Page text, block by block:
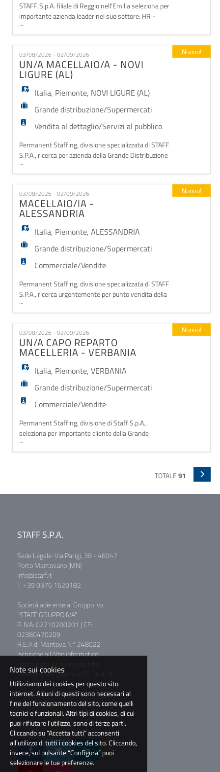
STAFF. S.p.A. filiale di Reggio nell'Emilia seleziona per
importante azienda leader nel suo settore: HR -
AMMINISTRAZIONE DEL PERSONALE L'HR
dell'amministrazione del personale si occuperà degli
aspetti burocratici e operativi del rapporto di lavoro,
come l'elaborazione delle buste paga, la gestione di
contratti, ferie, permessi, presenze e la cor
...
03/08/2026 - 02/09/2026
UN/A MACELLAIO/A - NOVI
LIGURE (AL)
Italia, Piemonte, NOVI LIGURE (AL)
Grande distribuzione/Supermercati
Vendita al dettaglio/Servizi al pubblico
Permanent Staffing, divisione specializzata di STAFF
S.P.A., ricerca per azienda della Grande Distribuzione
Organizzata, UN/A MACELLAIO/A. una figura chiave
per garantire qualità, servizio e soddisfazione al
cliente. Il ruolo Entrerai a far parte di un team
dinamico e professionale, occupandoti della gestione
completa del reparto macelleria, co
...
Nuovo!
03/08/2026 - 02/09/2026
MACELLAIO/IA -
ALESSANDRIA
Italia, Piemonte,ALESSANDRIA
Grande distribuzione/Supermercati
Commerciale/Vendite
Permanent Staffing, divisione specializzata di STAFF
S.P.A., ricerca urgentemente per punto vendita della
Grande Distribuzione Organizzata ad ALESSANDRIA,
UN/A MACELLAIO/IA. Il/La candidato/a ideale ha
maturato buona esperienza nella mansione di
macellaio/ia. I requisiti minimi richiesti dalle posizioni
sono: - Conoscenza del prodotto e dei re
...
Nuovo!
03/08/2026 - 02/09/2026
UN/A CAPO REPARTO
MACELLERIA - VERBANIA
Italia, Piemonte,VERBANIA
Grande distribuzione/Supermercati
Commerciale/Vendite
Permanent Staffing, divisione di Staff S.p.A.,
seleziona per importante cliente della Grande
Distribuzione Organizzata una figura di: CAPO
REPARTO MACELLERIA. Sei un professionista della
responsabile de
...
Nuovo!
TOTALE91
STAFF S.P.A.
Sede Legale: Via Parigi, 38 - 46047
Porto Mantovano (MN)
info@staff.it
T. +39 0376 1620182
Società aderente al Gruppo Iva
"STAFF GRUPPO IVA"
P. IVA: 02710200201 | CF:
02380470209
R.E.A di Mantova N° 248022
Iscrizione all’Albo informatico
Ministero del Lavoro e P.S. prot. N°
39/0011781
Capitale Sociale € 2.000.000,00 I.V.
Società soggetta a direzione e
coordinamento di BM Consulting
S.r.l.
Note sui cookies
Utilizziamo dei cookies per questo sito
internet. Alcuni di questi sono necessari al
fine del funzionamento del sito, come quelli
tecnici e funzionali. Altri tipi di cookies, di cui
puoi rifiutare l’utilizzo, sono di terze parti.
Cliccando su “Accetta tutti” acconsenti
all’utilizzo di tutti i cookies del sito. Cliccando,
invece, sul pulsante “Configura” puoi
selezionare le tue preferenze.